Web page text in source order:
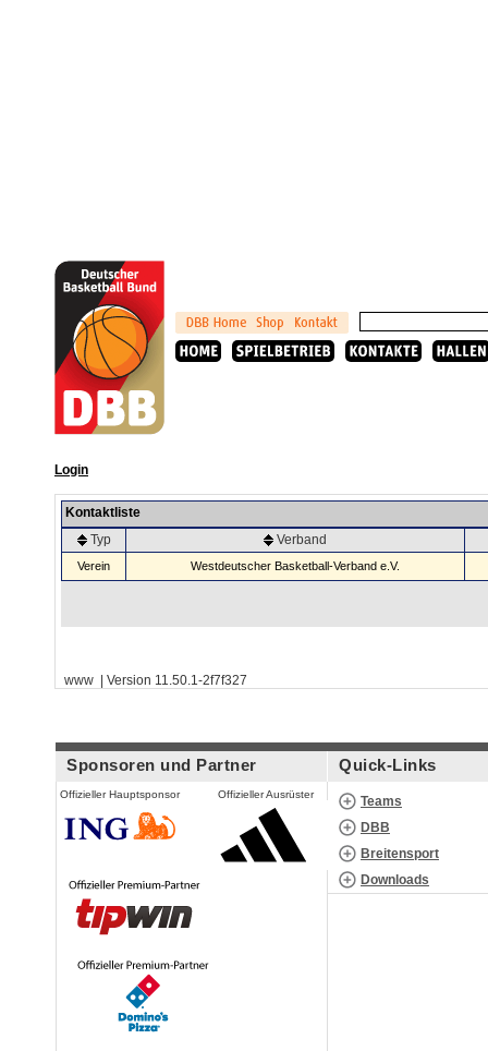
Login
Kontaktliste
Typ
Verband
Verein Westdeutscher Basketball-Verband e.V.
www | Version 11.50.1-2f7f327
Sponsoren und Partner
Offizieller Hauptsponsor Offizieller Ausrüster
Quick-Links
Teams
DBB
Breitensport
Downloads